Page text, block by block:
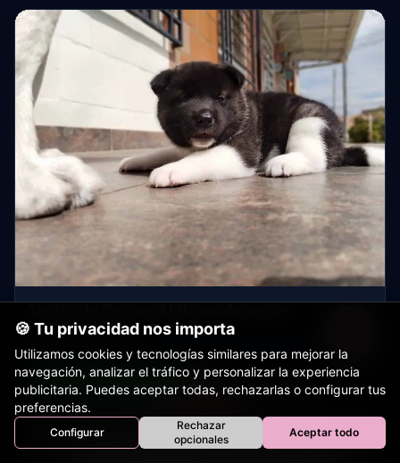
$ 2.700.000
WhatsApp Detalles
Inicio Perros Tienda Bovinos Aves
🍪 Tu privacidad nos importa
Utilizamos cookies y tecnologías similares para mejorar la
navegación, analizar el tráfico y personalizar la experiencia
publicitaria. Puedes aceptar todas, rechazarlas o configurar tus
preferencias.
Configurar
Rechazar
opcionales
Aceptar todo